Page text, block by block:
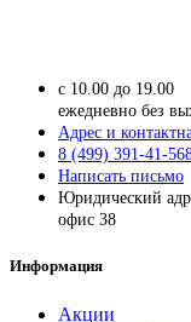
с 10.00 до 19.00
ежедневно без
Адрес и
8 (499) 391-41-56
Написать письмо
Юридический
офис 38
Информация
Акции